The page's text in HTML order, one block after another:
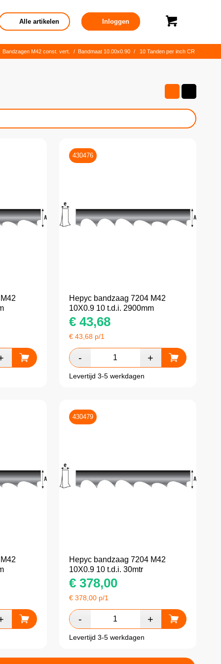
Alle artikelen Inloggen
Bandzagen M42 const. vert. / Bandmaat 10.00x0.90 / 10 Tanden per inch CR
430476
Hepyc bandzaag 7204 M42
10X0.9 10 t.d.i. 2900mm
€43,68
€ 43,68p/1
Levertijd 3-5 werkdagen
430479
Hepyc bandzaag 7204 M42
10X0.9 10 t.d.i. 30mtr
€378,00
€ 378,00p/1
Levertijd 3-5 werkdagen